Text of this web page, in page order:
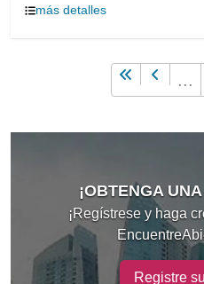
más detalles
...
¡OBTENGA
¡Regístrese y haga
Registre